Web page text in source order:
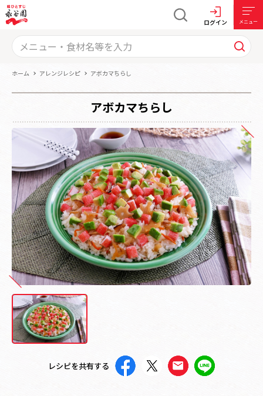
ログイン メニュー
ホーム アレンジレシピ アボカマちらし
アボカマちらし
レシピを共有する